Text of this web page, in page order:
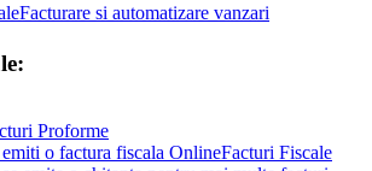
Facturare si automatizare vanzari
Proforme
Facturi Fiscale